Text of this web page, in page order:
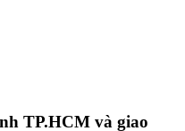
TP.HCM và giao